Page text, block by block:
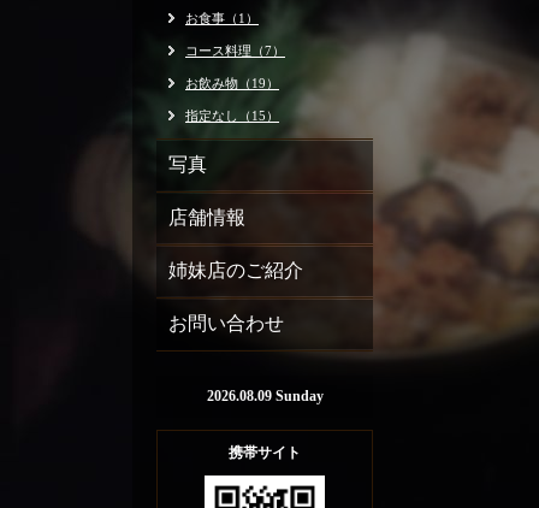
お食事（1）
コース料理（7）
お飲み物（19）
指定なし（15）
写真
店舗情報
姉妹店のご紹介
お問い合わせ
2026.08.09 Sunday
携帯サイト